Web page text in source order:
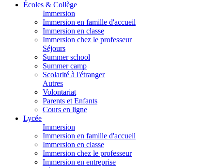
Écoles & Collège
Immersion
Immersion en famille d'accueil
Immersion en classe
Immersion chez le professeur
Séjours
Summer school
Summer camp
Scolarité à l'étranger
Autres
Volontariat
Parents et Enfants
Cours en ligne
Lycée
Immersion
Immersion en famille d'accueil
Immersion en classe
Immersion chez le professeur
Immersion en entreprise